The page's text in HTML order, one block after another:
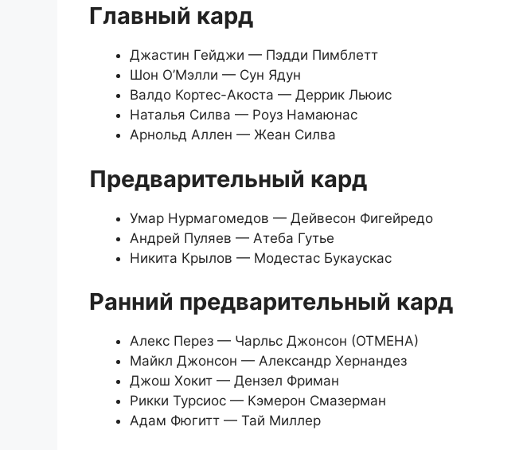
Главный кард
Джастин Гейджи — Пэдди Пимблетт
Шон О’Мэлли — Сун Ядун
Валдо Кортес-Акоста — Деррик Льюис
Наталья Силва — Роуз Намаюнас
Арнольд Аллен — Жеан Силва
Предварительный кард
Умар Нурмагомедов — Дейвесон Фигейредо
Андрей Пуляев — Атеба Гутье
Никита Крылов — Модестас Букаускас
Ранний предварительный кард
Алекс Перез — Чарльс Джонсон (ОТМЕНА)
Майкл Джонсон — Александр Хернандез
Джош Хокит — Дензел Фриман
Рикки Турсиос — Кэмерон Смазерман
Адам Фюгитт — Тай Миллер